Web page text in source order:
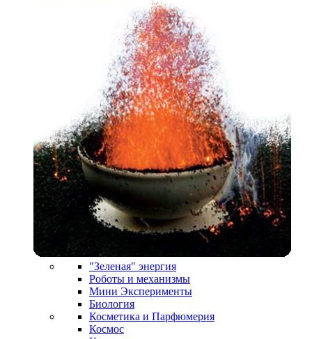
"Зеленая" энергия
Роботы и механизмы
Мини Эксперименты
Биология
Косметика и Парфюмерия
Космос